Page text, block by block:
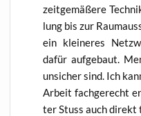
zeit­ge­mä­ße­re
lung bis zur
ein klei­ne­res
dafür auf­ge­baut.
unsi­cher sind. Ich
Arbeit fach­ge­recht
ter Stuss auch direkt